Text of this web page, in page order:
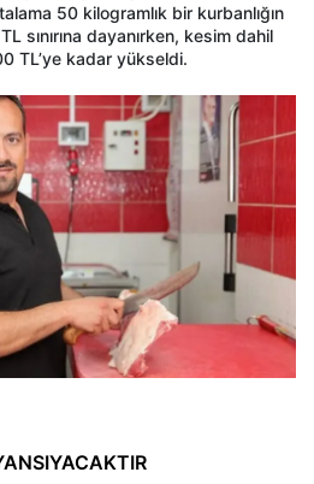
50 kilogramlık bir kurbanlığın
sınırına dayanırken, kesim dahil
TL’ye kadar yükseldi.